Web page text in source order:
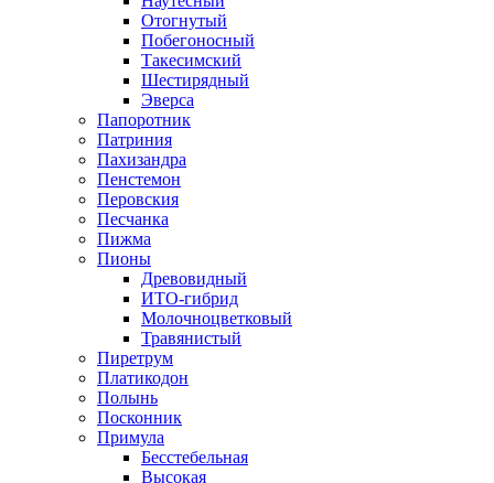
Отогнутый
Побегоносный
Такесимский
Шестирядный
Эверса
Папоротник
Патриния
Пахизандра
Пенстемон
Перовския
Песчанка
Пижма
Пионы
Древовидный
ИТО-гибрид
Молочноцветковый
Травянистый
Пиретрум
Платикодон
Полынь
Посконник
Примула
Бесстебельная
Высокая